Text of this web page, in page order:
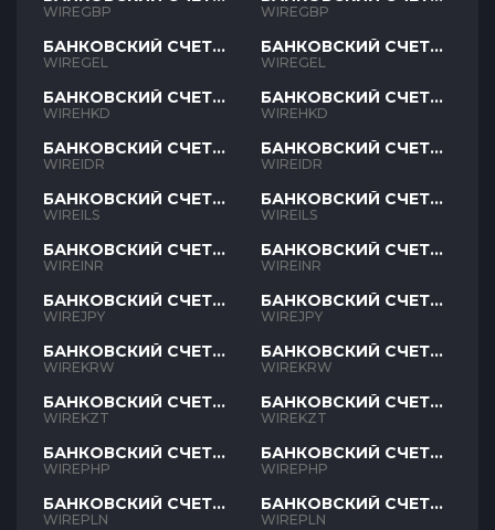
GBP
WIREGBP
БАНКОВСКИЙ СЧЕТ
GEL
WIREGEL
БАНКОВСКИЙ СЧЕТ
HKD
WIREHKD
БАНКОВСКИЙ СЧЕТ
IDR
WIREIDR
БАНКОВСКИЙ СЧЕТ
ILS
WIREILS
БАНКОВСКИЙ СЧЕТ
INR
WIREINR
БАНКОВСКИЙ СЧЕТ
JPY
WIREJPY
БАНКОВСКИЙ СЧЕТ
KRW
WIREKRW
БАНКОВСКИЙ СЧЕТ
KZT
WIREKZT
БАНКОВСКИЙ СЧЕТ
PHP
WIREPHP
БАНКОВСКИЙ СЧЕТ
PLN
WIREPLN
GBP
WIREGBP
БАНКОВСКИЙ СЧЕТ
GEL
WIREGEL
БАНКОВСКИЙ СЧЕТ
HKD
WIREHKD
БАНКОВСКИЙ СЧЕТ
IDR
WIREIDR
БАНКОВСКИЙ СЧЕТ
ILS
WIREILS
БАНКОВСКИЙ СЧЕТ
INR
WIREINR
БАНКОВСКИЙ СЧЕТ
JPY
WIREJPY
БАНКОВСКИЙ СЧЕТ
KRW
WIREKRW
БАНКОВСКИЙ СЧЕТ
KZT
WIREKZT
БАНКОВСКИЙ СЧЕТ
PHP
WIREPHP
БАНКОВСКИЙ СЧЕТ
PLN
WIREPLN